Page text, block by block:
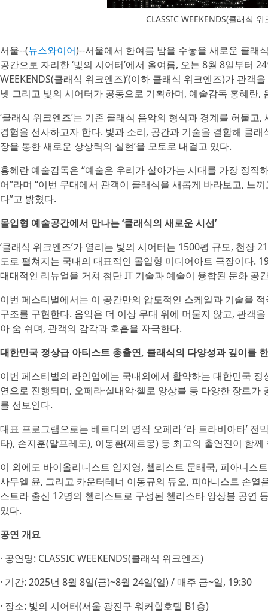
CLASSIC WEEKENDS(클래식
서울--(뉴스와이어)--서울에서 한여름 밤을 수놓을 새로운 클래
공간으로 자리한 ‘빛의 시어터’에서 올여름, 오는 8월 8일부터
WEEKENDS(클래식 위크엔즈)’(이하 클래식 위크엔즈)가 관객
넷 그리고 빛의 시어터가 공동으로 기획하며, 예술감독 홍혜란
‘클래식 위크엔즈’는 기존 클래식 음악의 형식과 경계를 허물
경험을 선사하고자 한다. 빛과 소리, 공간과 기술을 결합해 클
장을 통한 새로운 상상력의 실현’을 모토로 내걸고 있다.
홍혜란 예술감독은 “예술은 우리가 살아가는 시대를 가장 정직
어”라며 “이번 무대에서 관객이 클래식을 새롭게 바라보고, 느
다”고 밝혔다.
몰입형 예술공간에서 만나는 ‘클래식의 새로운 시선’
‘클래식 위크엔즈’가 열리는 빛의 시어터는 1500평 규모, 천장
도로 펼쳐지는 국내의 대표적인 몰입형 미디어아트 극장이다.
대대적인 리뉴얼을 거쳐 첨단 IT 기술과 예술이 융합된 문화 공
이번 페스티벌에서는 이 공간만의 압도적인 스케일과 기술을
구조를 구현한다. 음악은 더 이상 무대 위에 머물지 않고, 관객
아 숨 쉬며, 관객의 감각과 호흡을 자극한다.
대한민국 정상급 아티스트 총출연, 클래식의 다양성과 깊이를
이번 페스티벌의 라인업에는 국내외에서 활약하는 대한민국
연으로 진행되며, 오페라·실내악·첼로 앙상블 등 다양한 장르
를 선보인다.
대표 프로그램으로는 베르디의 명작 오페라 ‘라 트라비아타’
타), 손지훈(알프레도), 이동환(제르몽) 등 최고의 출연진이 함께
이 외에도 바이올리니스트 임지영, 첼리스트 문태국, 피아니스
사무엘 윤, 그리고 카운터테너 이동규의 듀오, 피아니스트 손
스트라 출신 12명의 첼리스트로 구성된 첼리스타 앙상블 공연
있다.
공연 개요
· 공연명: CLASSIC WEEKENDS(클래식 위크엔즈)
· 기간: 2025년 8월 8일(금)~8월 24일(일) / 매주 금~일, 19:30
· 장소: 빛의 시어터(서울 광진구 워커힐호텔 B1층)